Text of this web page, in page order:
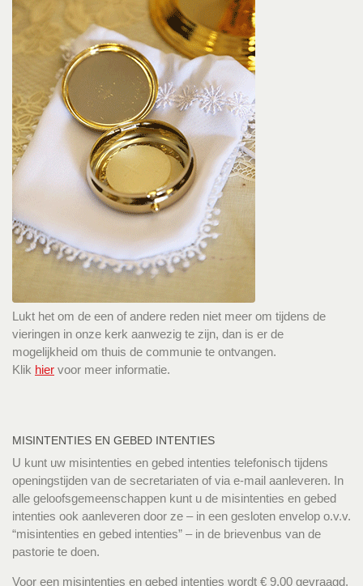
Lukt het om de een of andere reden niet meer om tijdens de
vieringen in onze kerk aanwezig te zijn, dan is er de
mogelijkheid om thuis de communie te ontvangen.
Klik hier voor meer informatie.
MISINTENTIES EN GEBED INTENTIES
U kunt uw misintenties en gebed intenties telefonisch tijdens
openingstijden van de secretariaten of via e-mail aanleveren. In
alle geloofsgemeenschappen kunt u de misintenties en gebed
intenties ook aanleveren door ze – in een gesloten envelop o.v.v.
“misintenties en gebed intenties” – in de brievenbus van de
pastorie te doen.
Voor een misintenties en gebed intenties wordt € 9,00 gevraagd.